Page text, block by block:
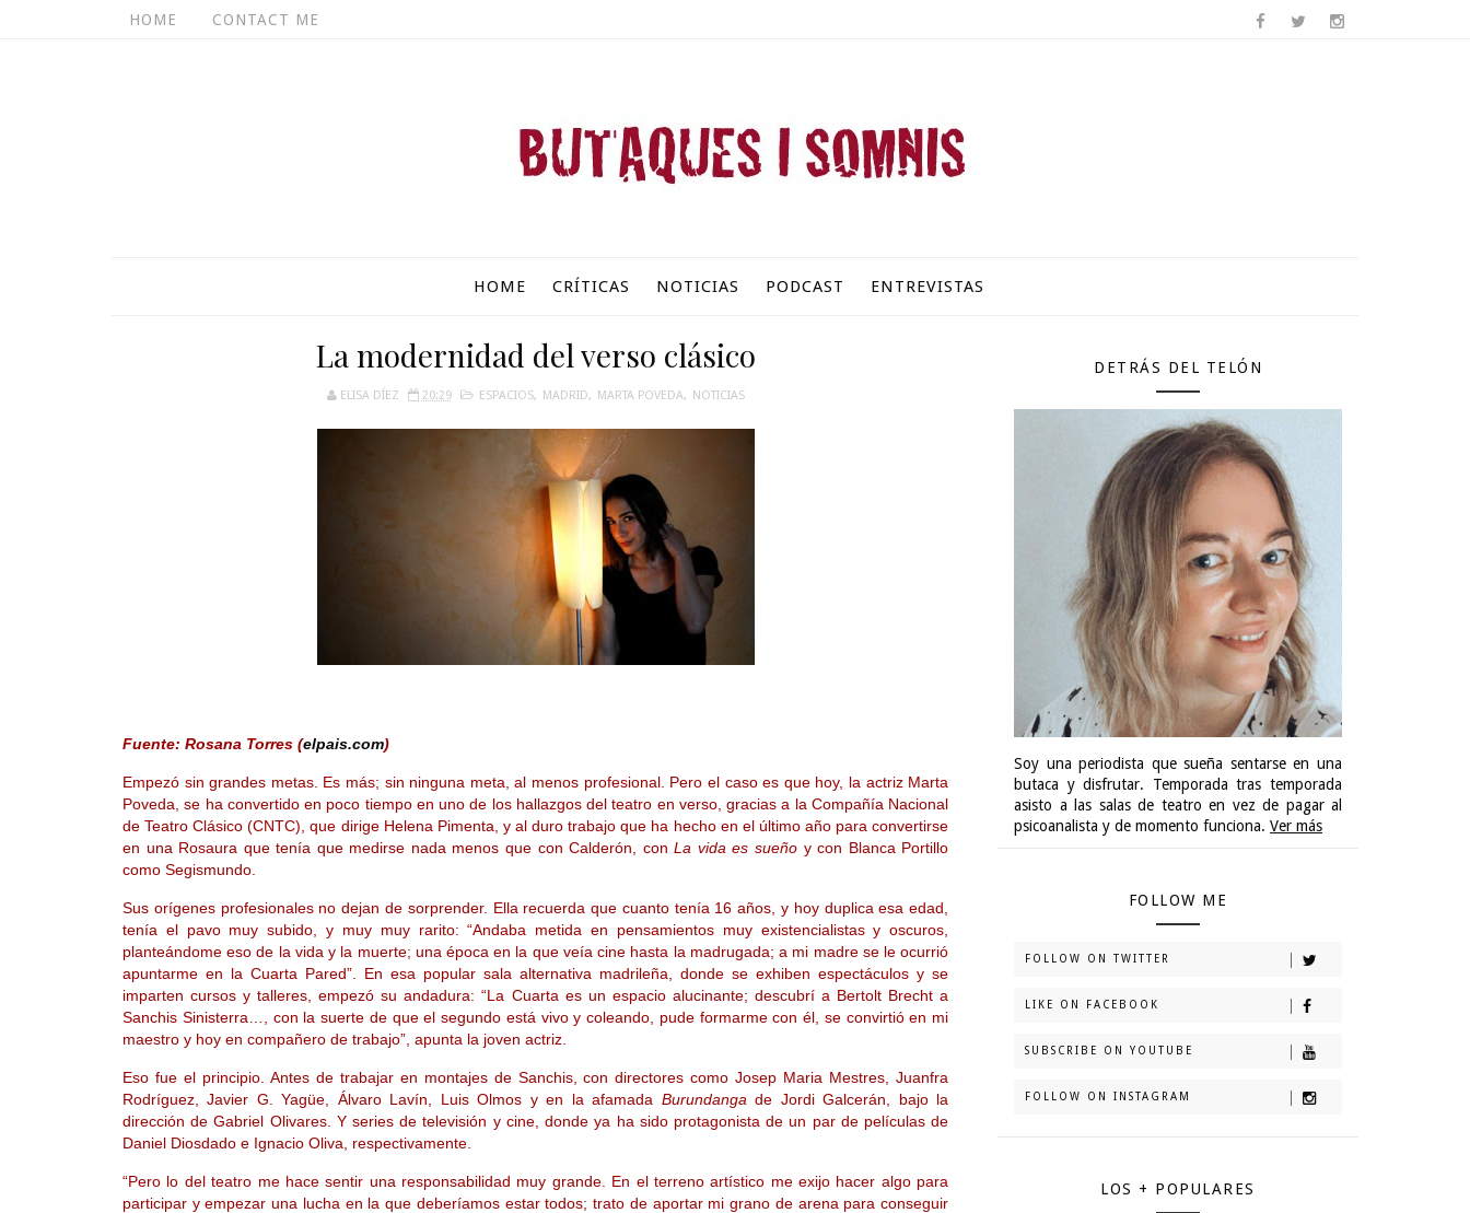
HOME CONTACT ME
HOME CRÍTICAS NOTICIAS PODCAST ENTREVISTAS
La modernidad del verso clásico
ELISA DÍEZ 20:29 ESPACIOS, MADRID, MARTA POVEDA, NOTICIAS
Fuente: Rosana Torres (elpais.com)
Empezó sin grandes metas. Es más; sin ninguna meta, al menos profesional. Pero el caso es que hoy, la actriz Marta
Poveda, se ha convertido en poco tiempo en uno de los hallazgos del teatro en verso, gracias a la Compañía Nacional
de Teatro Clásico (CNTC), que dirige Helena Pimenta, y al duro trabajo que ha hecho en el último año para convertirse
en una Rosaura que tenía que medirse nada menos que con Calderón, conLa vida es sueñoy con Blanca Portillo
como Segismundo.
Sus orígenes profesionales no dejan de sorprender. Ella recuerda que cuanto tenía 16 años, y hoy duplica esa edad,
tenía el pavo muy subido, y muy muy rarito: “Andaba metida en pensamientos muy existencialistas y oscuros,
planteándome eso de la vida y la muerte; una época en la que veía cine hasta la madrugada; a mi madre se le ocurrió
apuntarme en la Cuarta Pared”. En esa popular sala alternativa madrileña, donde se exhiben espectáculos y se
imparten cursos y talleres, empezó su andadura: “La Cuarta es un espacio alucinante; descubrí a Bertolt Brecht a
Sanchis Sinisterra…, con la suerte de que el segundo está vivo y coleando, pude formarme con él, se convirtió en mi
maestro y hoy en compañero de trabajo”, apunta la joven actriz.
Eso fue el principio. Antes de trabajar en montajes de Sanchis, con directores como Josep Maria Mestres, Juanfra
Rodríguez, Javier G. Yagüe, Álvaro Lavín, Luis Olmos y en la afamada Burundanga de Jordi Galcerán, bajo la
dirección de Gabriel Olivares. Y series de televisión y cine, donde ya ha sido protagonista de un par de películas de
Daniel Diosdado e Ignacio Oliva, respectivamente.
“Pero lo del teatro me hace sentir una responsabilidad muy grande. En el terreno artístico me exijo hacer algo para
participar y empezar una lucha en la que deberíamos estar todos; trato de aportar mi grano de arena para conseguir
DETRÁS DEL TELÓN
Soy una periodista que sueña sentarse en una
butaca y disfrutar. Temporada tras temporada
asisto a las salas de teatro en vez de pagar al
psicoanalista y de momento funciona. Ver más
FOLLOW ME
FOLLOW ON TWITTER
LIKE ON FACEBOOK
SUBSCRIBE ON YOUTUBE
FOLLOW ON INSTAGRAM
LOS + POPULARES